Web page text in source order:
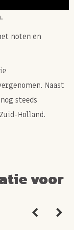
noten en
Naast
steeds
Holland.
voor